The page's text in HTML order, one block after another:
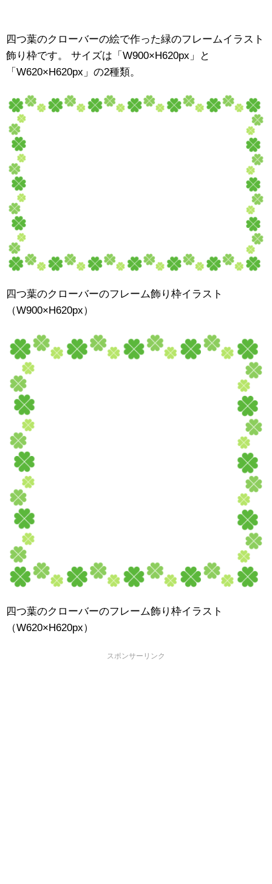
四つ葉のクローバーの絵で作った緑のフレームイラスト
飾り枠です。 サイズは「W900×H620px」と
「W620×H620px」の2種類。
四つ葉のクローバーのフレーム飾り枠イラスト
（W900×H620px）
四つ葉のクローバーのフレーム飾り枠イラスト
（W620×H620px）
スポンサーリンク